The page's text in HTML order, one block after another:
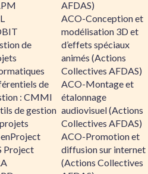
de
de
: CMMI
de gestion
Project
AFDAS)
ACO-Conception et
modélisation 3D et
d’effets spéciaux
animés (Actions
Collectives AFDAS)
ACO-Montage et
étalonnage
audiovisuel (Actions
Collectives AFDAS)
ACO-Promotion et
diffusion sur internet
(Actions Collectives